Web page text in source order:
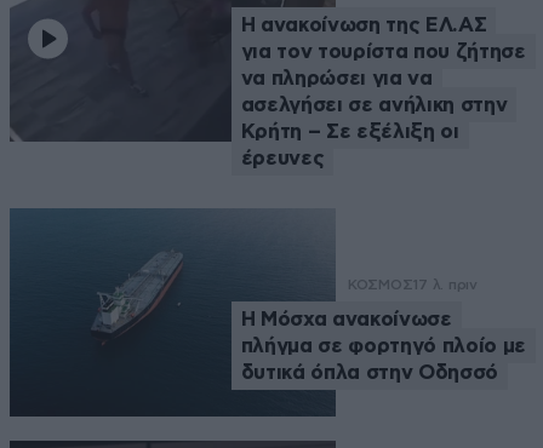
Η ανακοίνωση της ΕΛ.ΑΣ
για τον τουρίστα που ζήτησε
να πληρώσει για να
ασελγήσει σε ανήλικη στην
Κρήτη – Σε εξέλιξη οι
έρευνες
ΚΟΣΜΟΣ 17 λ. πριν
Η Μόσχα ανακοίνωσε
πλήγμα σε φορτηγό πλοίο με
δυτικά όπλα στην Οδησσό